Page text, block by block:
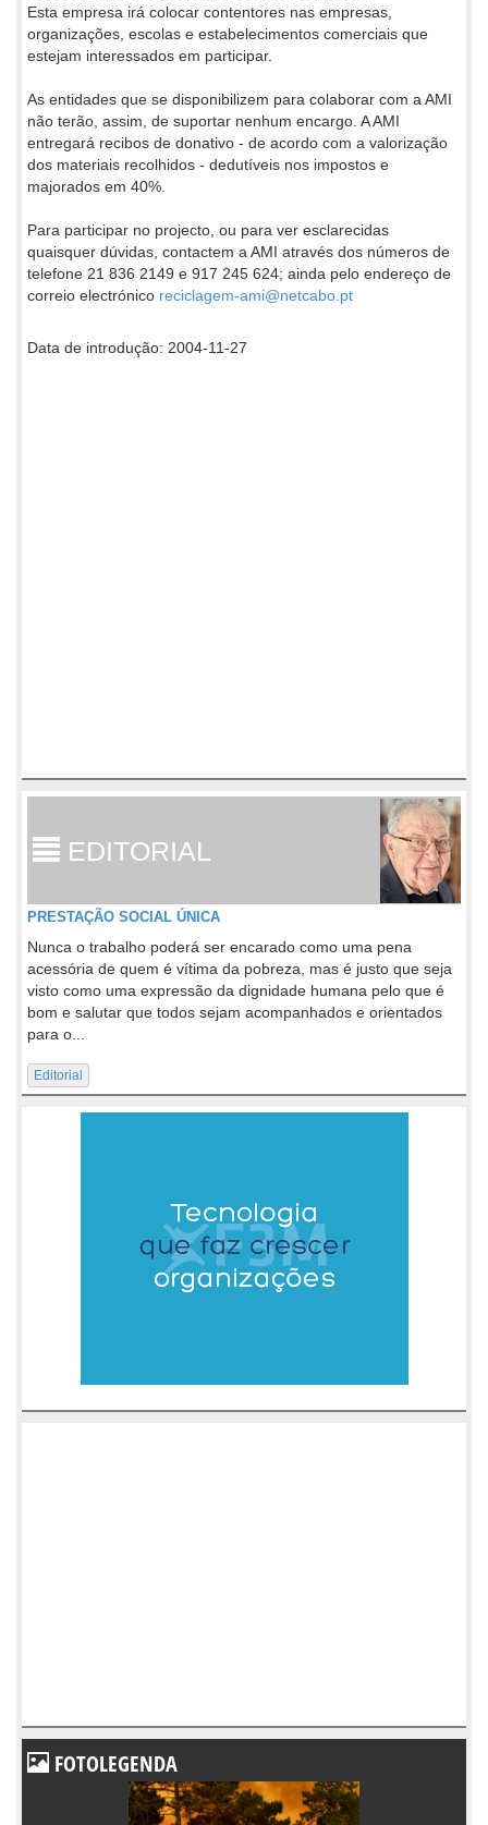
Esta empresa irá colocar contentores nas empresas,
organizações, escolas e estabelecimentos comerciais que
estejam interessados em participar.
As entidades que se disponibilizem para colaborar com a AMI
não terão, assim, de suportar nenhum encargo. A AMI
entregará recibos de donativo - de acordo com a valorização
dos materiais recolhidos - dedutíveis nos impostos e
majorados em 40%.
Para participar no projecto, ou para ver esclarecidas
quaisquer dúvidas, contactem a AMI através dos números de
telefone 21 836 2149 e 917 245 624; ainda pelo endereço de
correio electrónico reciclagem-ami@netcabo.pt
Data de introdução: 2004-11-27
EDITORIAL
PRESTAÇÃO SOCIAL ÚNICA
Nunca o trabalho poderá ser encarado como uma pena
acessória de quem é vítima da pobreza, mas é justo que seja
visto como uma expressão da dignidade humana pelo que é
bom e salutar que todos sejam acompanhados e orientados
para o...
Editorial
FOTOLEGENDA